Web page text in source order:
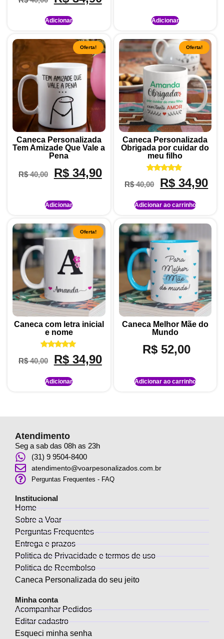
de 5
Adicionar Adicionar
Oferta!
Caneca Personalizada
Tem Amizade Que Vale a
Pena
R$40,00 R$34,90
Adicionar
Oferta!
Caneca Personalizada
Obrigada por cuidar do
meu filho
Avaliação
5.00
de 5
R$40,00 R$ 34,90
Adicionar ao carrinho
Oferta!
Caneca com letra inicial
e nome
Avaliação
5.00
de 5
R$40,00 R$34,90
Adicionar
Caneca Melhor Mãe do
Mundo
R$52,00
Adicionar ao carrinho
Atendimento
Seg a sab das 08h as 23h
(31) 9 9504-8400
atendimento@voarpesonalizados.com.br
Perguntas Frequentes - FAQ
Institucional
Home
Sobre a Voar
Perguntas Frequentes
Entrega e prazos
Politica de Privacidade e termos de uso
Politica de Reembolso
Caneca Personalizada do seu jeito
Minha conta
Acompanhar Pedidos
Editar cadastro
Esqueci minha senha